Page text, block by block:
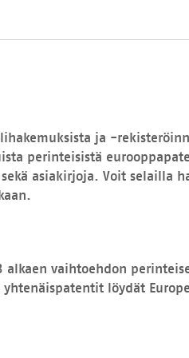
ja -
perinteisistä
asiakirjoja. Voit selailla
vaihtoehdon
löydät